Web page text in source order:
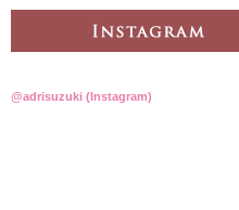
@adrisuzuki (Instagram)